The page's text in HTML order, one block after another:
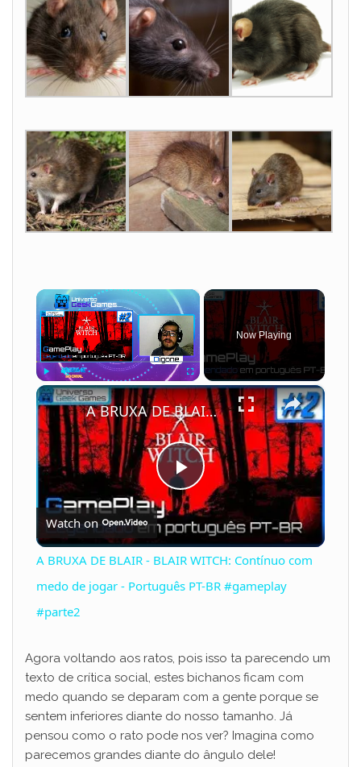
×
Play Unmute Fullscreen
Now Playing
×
P
l
a
V
i
A BRUXA DE BLAIR - BLAIR WITCH: Contínuo com medo de jogar - Português PT-BR #gameplay #parte2
Watch on
A BRUXA DE BLAIR - BLAIR WITCH: Contínuo com
medo de jogar - Português PT-BR #gameplay
#parte2
Agora voltando aos ratos, pois isso ta parecendo um
texto de crítica social, estes bichanos ficam com
medo quando se deparam com a gente porque se
sentem inferiores diante do nosso tamanho. Já
pensou como o rato pode nos ver? Imagina como
parecemos grandes diante do ângulo dele!